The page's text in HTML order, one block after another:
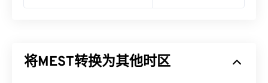
将MEST转换为其他时区